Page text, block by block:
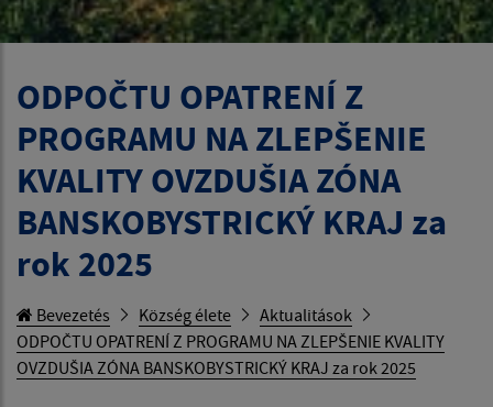
ODPOČTU OPATRENÍ Z
PROGRAMU NA ZLEPŠENIE
KVALITY OVZDUŠIA ZÓNA
BANSKOBYSTRICKÝ KRAJ za
rok 2025
Bevezetés Község élete
Aktualitások
ODPOČTU OPATRENÍ Z PROGRAMU NA ZLEPŠENIE KVALITY
OVZDUŠIA ZÓNA BANSKOBYSTRICKÝ KRAJ za rok 2025